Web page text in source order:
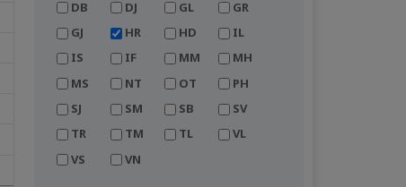
DB
DJ GL
GR
GJ
HR HD
IL
IS
IF MM
MH
MS
NT OT
PH
SJ
SM SB
SV
TR
TM TL
VL
VS
VN